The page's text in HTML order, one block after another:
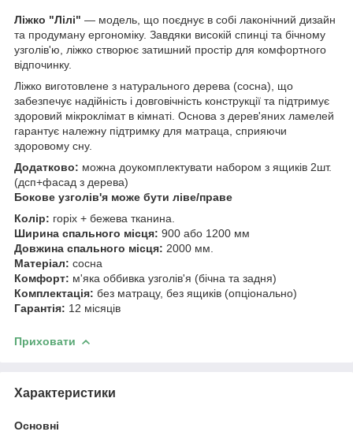
Ліжко "Лілі" — модель, що поєднує в собі лаконічний дизайн
та продуману ергономіку. Завдяки високій спинці та бічному
узголів'ю, ліжко створює затишний простір для комфортного
відпочинку.
Ліжко виготовлене з натурального дерева (сосна), що
забезпечує надійність і довговічність конструкції та підтримує
здоровий мікроклімат в кімнаті. Основа з дерев'яних ламелей
гарантує належну підтримку для матраца, сприяючи
здоровому сну.
Додатково: можна доукомплектувати набором з ящиків 2шт.
(дсп+фасад з дерева)
Бокове узголів'я може бути ліве/праве
Колір: горіх + бежева тканина.
Ширина спального місця: 900 або 1200 мм
Довжина спального місця: 2000 мм.
Матеріал: сосна
Комфорт: м'яка оббивка узголів'я (бічна та задня)
Комплектація: без матрацу, без ящиків (опціонально)
Гарантія: 12 місяців
Приховати
Характеристики
Основні